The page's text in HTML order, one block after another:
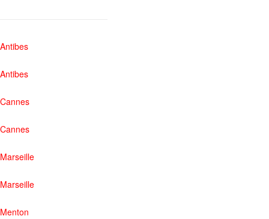
Antibes
Antibes
Cannes
Cannes
Marseille
Marseille
Menton